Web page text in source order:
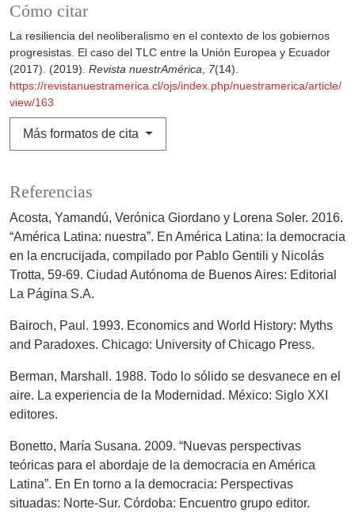
Cómo citar
La resiliencia del neoliberalismo en el contexto de los gobiernos
progresistas. El caso del TLC entre la Unión Europea y Ecuador
(2017). (2019). Revista nuestrAmérica, 7(14).
https://revistanuestramerica.cl/ojs/index.php/nuestramerica/article/
view/163
Más formatos de cita
Referencias
Acosta, Yamandú, Verónica Giordano y Lorena Soler. 2016.
“América Latina: nuestra”. En América Latina: la democracia
en la encrucijada, compilado por Pablo Gentili y Nicolás
Trotta, 59-69. Ciudad Autónoma de Buenos Aires: Editorial
La Página S.A.
Bairoch, Paul. 1993. Economics and World History: Myths
and Paradoxes. Chicago: University of Chicago Press.
Berman, Marshall. 1988. Todo lo sólido se desvanece en el
aire. La experiencia de la Modernidad. México: Siglo XXI
editores.
Bonetto, María Susana. 2009. “Nuevas perspectivas
teóricas para el abordaje de la democracia en América
Latina”. En En torno a la democracia: Perspectivas
situadas: Norte-Sur. Córdoba: Encuentro grupo editor.